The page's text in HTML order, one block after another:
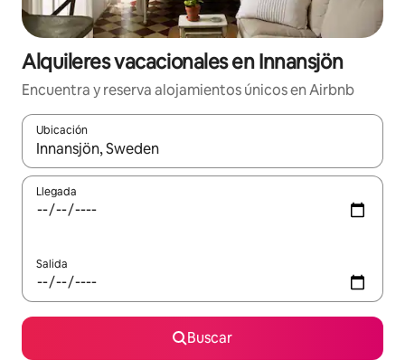
Alquileres vacacionales en Innansjön
Encuentra y reserva alojamientos únicos en Airbnb
Ubicación
Cuando los resultados estén disponibles, navega con las
Llegada
Salida
Buscar